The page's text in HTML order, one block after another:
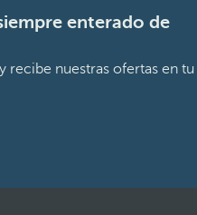
enterado de
recibe nuestras ofertas en tu